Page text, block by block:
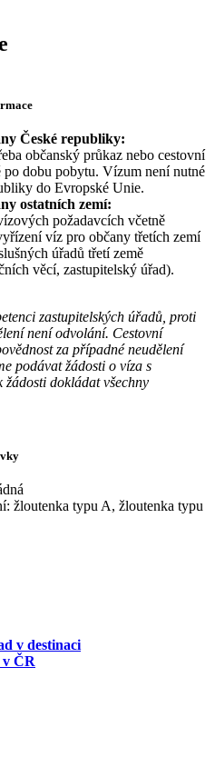
České republiky:
občanský průkaz nebo cestovní
po dobu pobytu. Vízum není nutné
do Evropské Unie.
ostatních zemí:
požadavcích včetně
víz pro občany třetích zemí
úřadů třetí země
věcí, zastupitelský úřad).
zastupitelských úřadů, proti
není odvolání. Cestovní
za případné neudělení
podávat žádosti o víza s
žádosti dokládat všechny
žloutenka typu A, žloutenka typu
v destinaci
ČR